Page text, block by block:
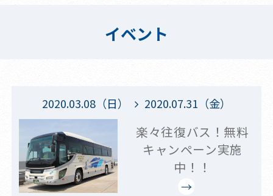
イベント
2020.03.08（日） 2020.07.31（金）
楽々往復バス！無料
キャンペーン実施
中！！